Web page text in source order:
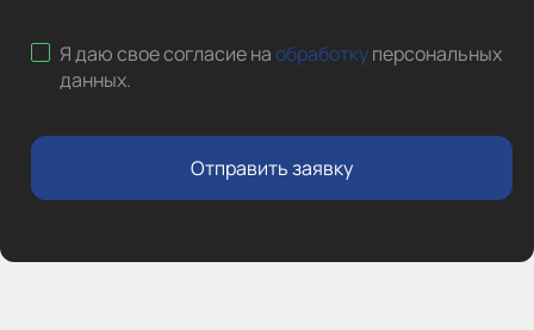
Я даю свое согласие наобработкуперсональных
данных.
Отправить заявку